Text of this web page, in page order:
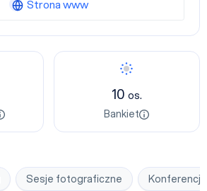
Bankiet
10 os.
Bankiet
Sesje fotograficzne
Strona www